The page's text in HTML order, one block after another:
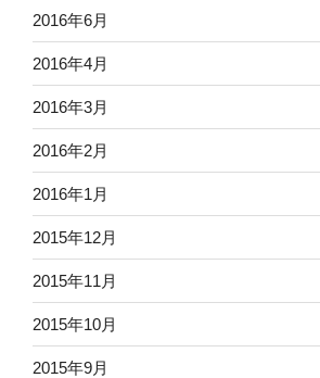
2016年6月
2016年4月
2016年3月
2016年2月
2016年1月
2015年12月
2015年11月
2015年10月
2015年9月